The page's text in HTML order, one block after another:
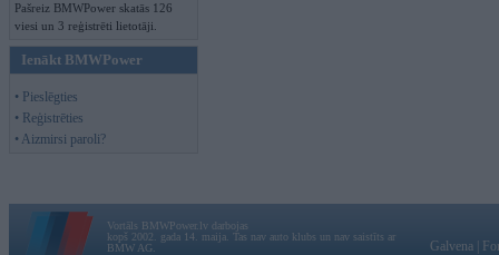
Pašreiz BMWPower skatās 126
viesi un 3 reģistrēti lietotāji.
Ienākt BMWPower
• Pieslēgties
• Reģistrēties
• Aizmirsi paroli?
Vortāls BMWPower.lv darbojas
kopš 2002. gada 14. maija. Tas nav auto klubs un nav saistīts ar
BMW AG.
Galvena